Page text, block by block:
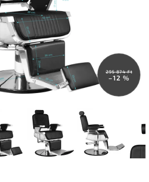
295 874 Ft
–12 %